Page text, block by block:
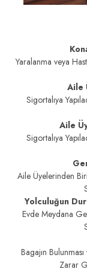
Yaralanma veya
Aile
Sigortalıya
Aile
Sigortalıya
Aile Üyelerinden
Yolculuğun
Evde Meydana
Bagajın
Zarar